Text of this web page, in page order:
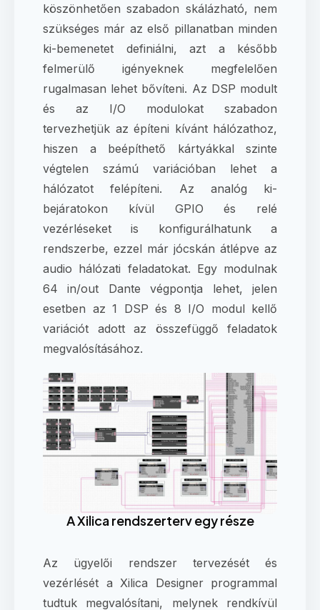
köszönhetően szabadon skálázható, nem
szükséges már az első pillanatban minden
ki-bemenetet definiálni, azt a később
felmerülő igényeknek megfelelően
rugalmasan lehet bővíteni. Az DSP modult
és az I/O modulokat szabadon
tervezhetjük az építeni kívánt hálózathoz,
hiszen a beépíthető kártyákkal szinte
végtelen számú variációban lehet a
hálózatot felépíteni. Az analóg ki-
bejáratokon kívül GPIO és relé
vezérléseket is konfigurálhatunk a
rendszerbe, ezzel már jócskán átlépve az
audio hálózati feladatokat. Egy modulnak
64 in/out Dante végpontja lehet, jelen
esetben az 1 DSP és 8 I/O modul kellő
variációt adott az összefüggő feladatok
megvalósításához.
A Xilica rendszerterv egy része
Az ügyelői rendszer tervezését és
vezérlését a Xilica Designer programmal
tudtuk megvalósítani, melynek rendkívül